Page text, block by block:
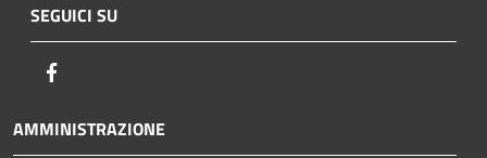
SEGUICI SU
AMMINISTRAZIONE